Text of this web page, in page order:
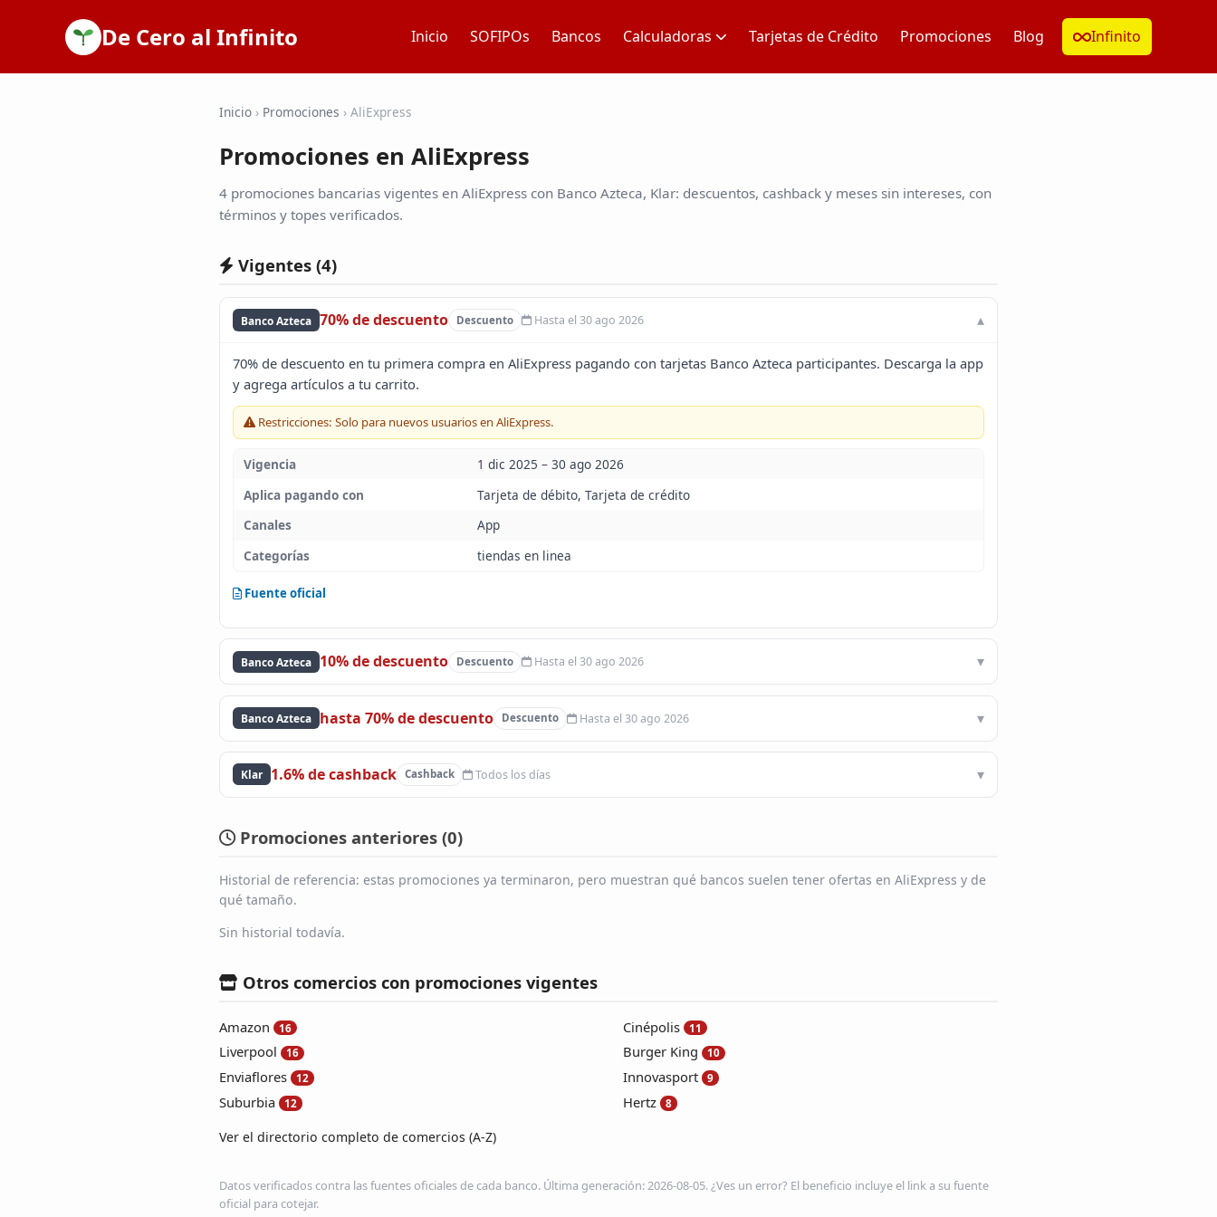
De Cero al Infinito Inicio SOFIPOs Bancos Calculadoras Tarjetas de Crédito Promociones Blog Infinito
Inicio › Promociones › AliExpress
Promociones en AliExpress
4 promociones bancarias vigentes en AliExpress con Banco Azteca, Klar: descuentos, cashback y meses sin intereses, con
términos y topes verificados.
Vigentes (4)
Banco Azteca 70% de descuento Descuento Hasta el 30 ago 2026
70% de descuento en tu primera compra en AliExpress pagando con tarjetas Banco Azteca participantes. Descarga la app
y agrega artículos a tu carrito.
Restricciones: Solo para nuevos usuarios en AliExpress.
Vigencia
1 dic 2025 – 30 ago 2026
Aplica pagando con
Tarjeta de débito, Tarjeta de crédito
Canales
App
Categorías
tiendas en linea
Fuente oficial
Banco Azteca 10% de descuento Descuento Hasta el 30 ago 2026
Banco Azteca hasta 70% de descuento Descuento Hasta el 30 ago 2026
Klar 1.6% de cashback Cashback Todos los días
Promociones anteriores (0)
Historial de referencia: estas promociones ya terminaron, pero muestran qué bancos suelen tener ofertas en AliExpress y de
qué tamaño.
Sin historial todavía.
Otros comercios con promociones vigentes
Amazon 16
Liverpool 16
Enviaflores 12
Suburbia 12
Cinépolis 11
Burger King 10
Innovasport 9
Hertz 8
Ver el directorio completo de comercios (A-Z)
Datos verificados contra las fuentes oficiales de cada banco. Última generación: 2026-08-05. ¿Ves un error? El beneficio incluye el link a su fuente
oficial para cotejar.